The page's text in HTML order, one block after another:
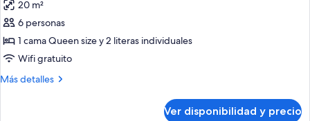
fotos
de
Cabaña
Deluxe,
habitaciones,
20 m²
6 personas
1 cama Queen size y 2 literas individuales
Wifi gratuito
Más detalles
Más
Ver disponibilidad y precio